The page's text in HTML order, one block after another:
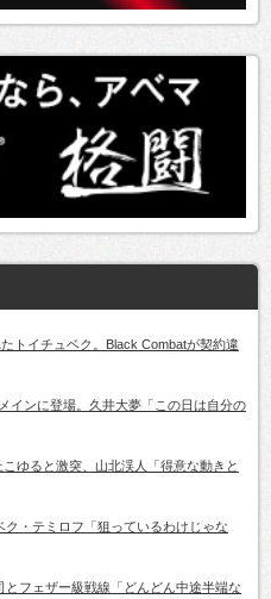
トイチュベク。Black Combatが契約違
インに登場。久井大夢「この日は自分の
こゆると激突、山北渓人「得意な動きと
ク・テミロフ「狙っているわけじゃな
とフェザー級戦線「どんどん中途半端な